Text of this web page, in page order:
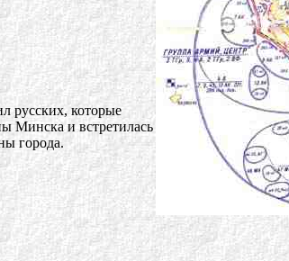
русских, которые
Минска и встретилась
города.